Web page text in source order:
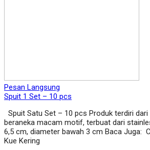
Pesan Langsung
Spuit 1 Set – 10 pcs
Spuit Satu Set – 10 pcs Produk terdiri
beraneka macam motif, terbuat dari
6,5 cm, diameter bawah 3 cm Baca Juga:
Kue Kering